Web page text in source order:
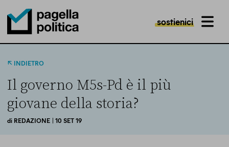
Pagella Politica Logo
sostienici MENU
INDIETRO
Il governo M5s-Pd è il più
giovane della storia?
di REDAZIONE | 10 SET 19